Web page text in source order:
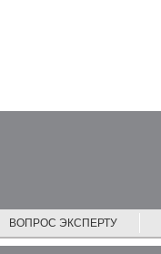
ВОПРОС ЭКСПЕРТУ